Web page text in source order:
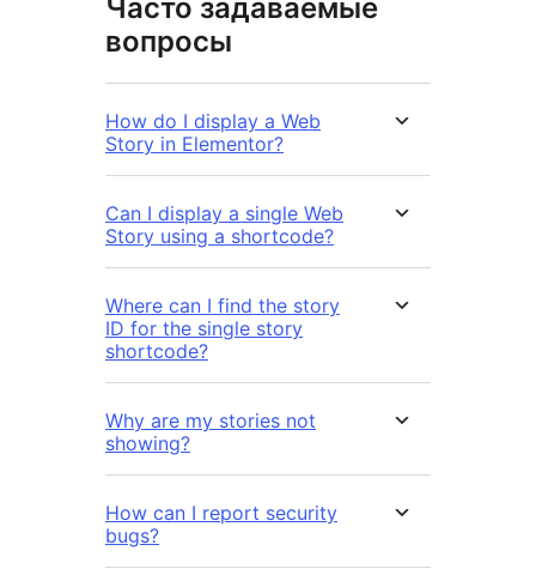
Часто задаваемые
вопросы
How do I display a Web
Story in Elementor?
Can I display a single Web
Story using a shortcode?
Where can I find the story
ID for the single story
shortcode?
Why are my stories not
showing?
How can I report security
bugs?